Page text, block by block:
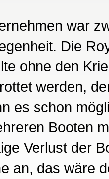
war
Die
ohne den
werden,
es schon
Booten
Verlust der
an, das wäre